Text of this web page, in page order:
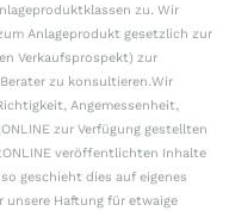
zu. Wir
Anlageprodukt gesetzlich zur
Verkaufsprospekt) zur
zu konsultieren.Wir
Angemessenheit,
zur Verfügung gestellten
veröffentlichten Inhalte
geschieht dies auf eigenes
unsere Haftung für etwaige